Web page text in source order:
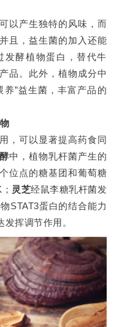
以产生独特的风味，而
且，益生菌的加入还能
发酵植物蛋白，替代牛
品。此外，植物成分中
”益生菌，丰富产品的
，可以显著提高药食同
中，植物乳杆菌产生的
位点的糖基团和葡萄糖
灵芝经鼠李糖乳杆菌发
STAT3蛋白的结合能力
挥调节作用。